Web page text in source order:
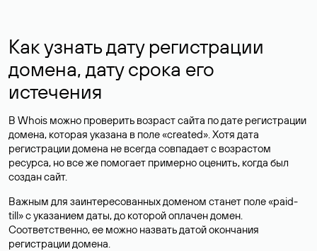
Как узнать дату регистрации
домена, дату срока его
истечения
В Whois можно проверить возраст сайта по дате регистрации
домена, которая указана в поле «created». Хотя дата
регистрации домена не всегда совпадает с возрастом
ресурса, но все же помогает примерно оценить, когда был
создан сайт.
Важным для заинтересованных доменом станет поле «paid-
till» с указанием даты, до которой оплачен домен.
Соответственно, ее можно назвать датой окончания
регистрации домена.